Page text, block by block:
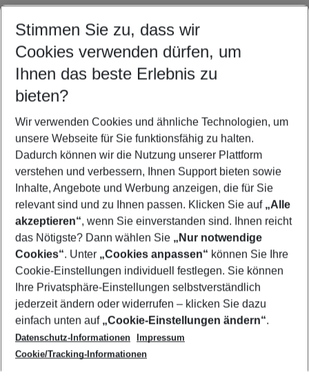
Ändern Sie Ihre Kriterien nach Ihren Wünschen
Abflughafen wählen
Beliebiger Abflughafen
Reisezeitraum wählen
08.08.26– 06.08.27 5-8 Nächte
2 Erwachsene Keine Kinder
Mehr Filter anzeigen
Footer
Footer navigation
Über uns
AGB
Cookie-Einstellungen ändern
Cookie-Richtlinie
Datenschutz
Service & Hilfe
Barrierefreies Reisen
Check-in
Folgen Sie uns
Stimmen Sie zu, dass wir
Cookies verwenden dürfen, um
Ihnen das beste Erlebnis zu
bieten?
Wir verwenden Cookies und ähnliche Technologien, um
unsere Webseite für Sie funktionsfähig zu halten.
Dadurch können wir die Nutzung unserer Plattform
verstehen und verbessern, Ihnen Support bieten sowie
Inhalte, Angebote und Werbung anzeigen, die für Sie
relevant sind und zu Ihnen passen. Klicken Sie auf „Alle
akzeptieren“, wenn Sie einverstanden sind. Ihnen reicht
das Nötigste? Dann wählen Sie „Nur notwendige
Cookies“. Unter „Cookies anpassen“ können Sie Ihre
Cookie-Einstellungen individuell festlegen. Sie können
Ihre Privatsphäre-Einstellungen selbstverständlich
jederzeit ändern oder widerrufen – klicken Sie dazu
einfach unten auf „Cookie-Einstellungen ändern“.
Datenschutz-Informationen
Impressum
Cookie/Tracking-Informationen